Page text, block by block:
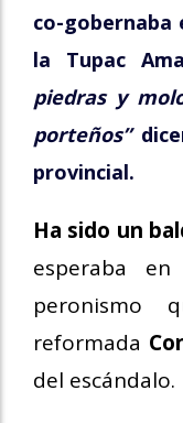
co-gobernaba
la Tupac
piedras y
porteños”
provincial.
Ha sido un
esperaba
peronismo
reformada
del escándalo.